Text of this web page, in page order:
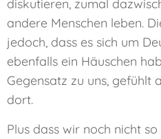
diskutieren, zumal
andere Menschen leben.
jedoch, dass es sich um
ebenfalls ein Häuschen
Gegensatz zu uns, gefühlt
dort.
Plus dass wir noch nicht